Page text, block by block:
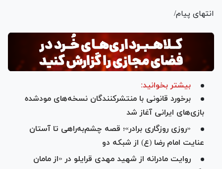
انتهای پیام/
بیشتر بخوانید:
برخورد قانونی با منتشرکنندگان نسخه‌های مودشده
بازی‌های ایرانی آغاز شد
«روزی روزگاری برادر»؛ قصه چشم‌به‌راهی تا آستان
عنایت امام رضا (ع) از شبکه دو
روایت مادرانه از شهید مهدی قرایلو در «از مامان